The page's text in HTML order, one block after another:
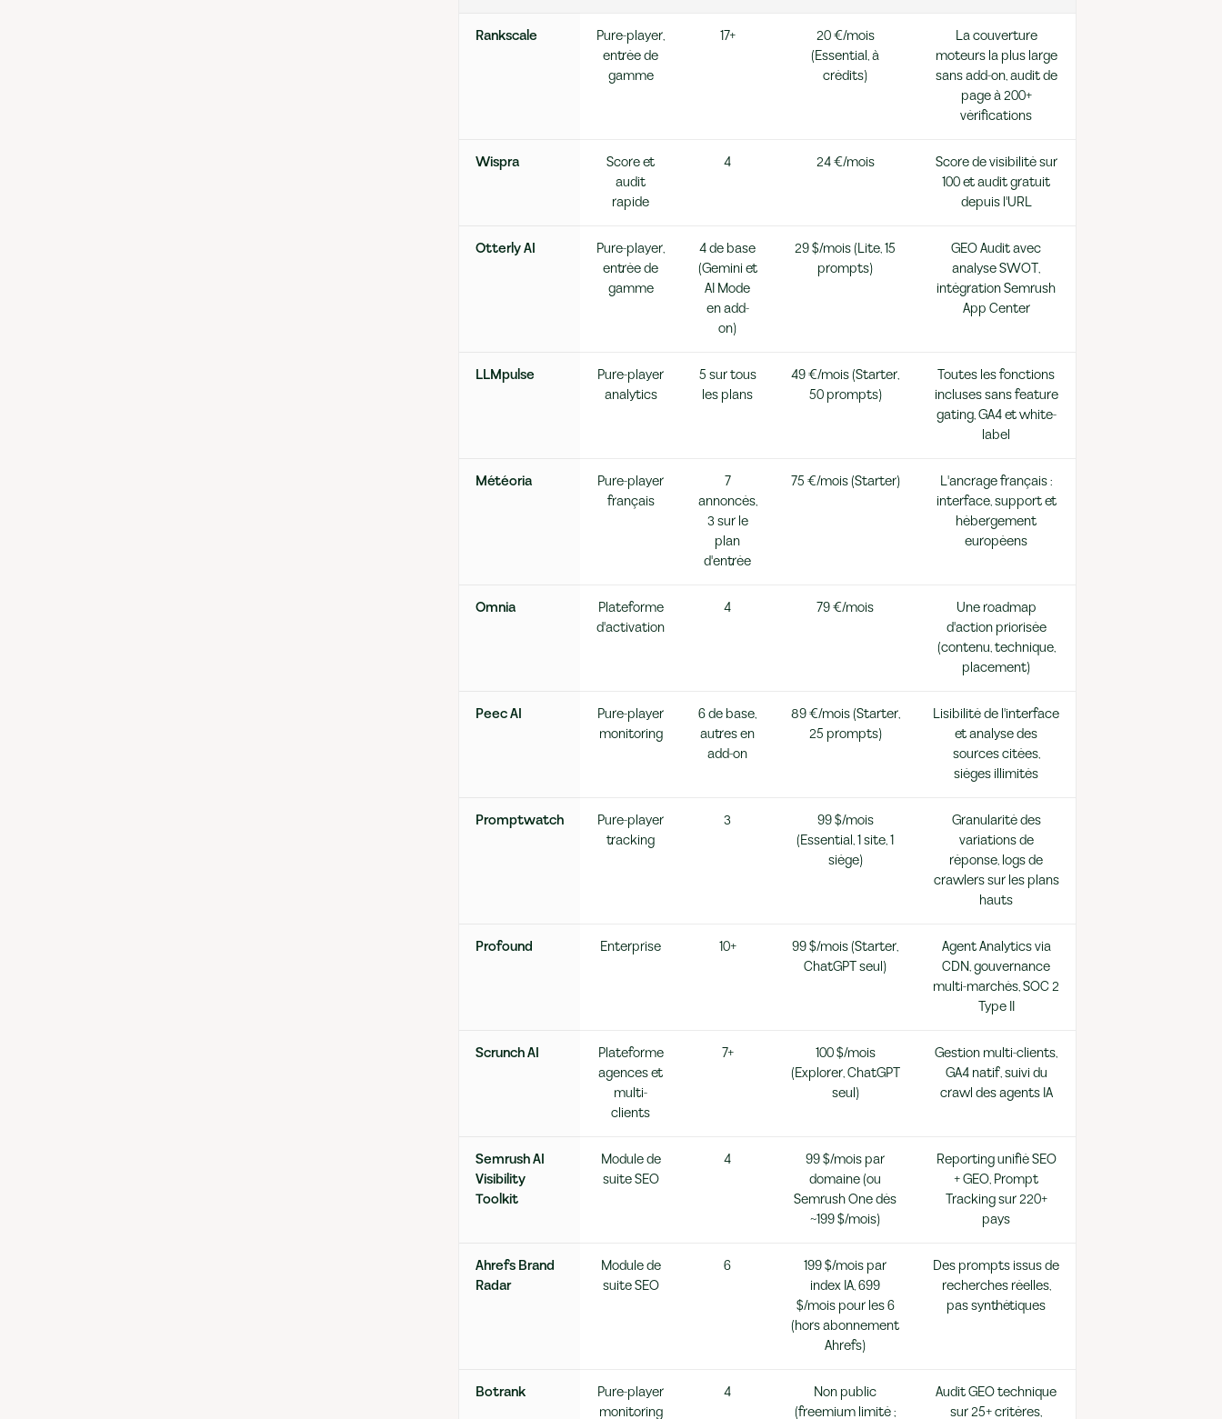
Rankscale
Pure-player,
entrée de
gamme
17+
20 €/mois
(Essential, à
crédits)
La couverture
moteurs la plus large
sans add-on, audit de
page à 200+
vérifications
Wispra
Score et
audit
rapide
4 24 €/mois
Score de visibilité sur
100 et audit gratuit
depuis l'URL
Otterly AI
Pure-player,
entrée de
gamme
4 de base
(Gemini et
AI Mode
en add-
on)
29 $/mois (Lite, 15
prompts)
GEO Audit avec
analyse SWOT,
intégration Semrush
App Center
LLMpulse
Pure-player
analytics
5 sur tous
les plans
49 €/mois (Starter,
50 prompts)
Toutes les fonctions
incluses sans feature
gating, GA4 et white-
label
Météoria
Pure-player
français
7
annoncés,
3 sur le
plan
d'entrée
75 €/mois (Starter)
L'ancrage français :
interface, support et
hébergement
européens
Omnia
Plateforme
d'activation
4 79 €/mois
Une roadmap
d'action priorisée
(contenu, technique,
placement)
Peec AI
Pure-player
monitoring
6 de base,
autres en
add-on
89 €/mois (Starter,
25 prompts)
Lisibilité de l'interface
et analyse des
sources citées,
sièges illimités
Promptwatch
Pure-player
tracking
3
99 $/mois
(Essential, 1 site, 1
siège)
Granularité des
variations de
réponse, logs de
crawlers sur les plans
hauts
Profound Enterprise 10+
99 $/mois (Starter,
ChatGPT seul)
Agent Analytics via
CDN, gouvernance
multi-marchés, SOC 2
Type II
Scrunch AI
Plateforme
agences et
multi-
clients
7+
100 $/mois
(Explorer, ChatGPT
seul)
Gestion multi-clients,
GA4 natif, suivi du
crawl des agents IA
Semrush AI
Visibility
Toolkit
Module de
suite SEO
4
99 $/mois par
domaine (ou
Semrush One dès
~199 $/mois)
Reporting unifié SEO
+ GEO, Prompt
Tracking sur 220+
pays
Ahrefs Brand
Radar
Module de
suite SEO
6
199 $/mois par
index IA, 699
$/mois pour les 6
(hors abonnement
Ahrefs)
Des prompts issus de
recherches réelles,
pas synthétiques
Botrank
Pure-player
monitoring
4
Non public
(freemium limité ;
Audit GEO technique
sur 25+ critères,